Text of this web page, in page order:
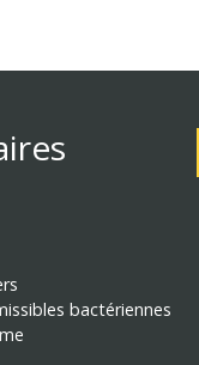
bactériennes